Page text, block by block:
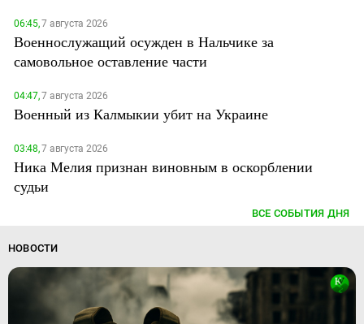
06:45,7 августа 2026
Военнослужащий осужден в Нальчике за
самовольное оставление части
04:47,7 августа 2026
Военный из Калмыкии убит на Украине
03:48,7 августа 2026
Ника Мелия признан виновным в оскорблении
судьи
ВСЕ СОБЫТИЯ ДНЯ
НОВОСТИ